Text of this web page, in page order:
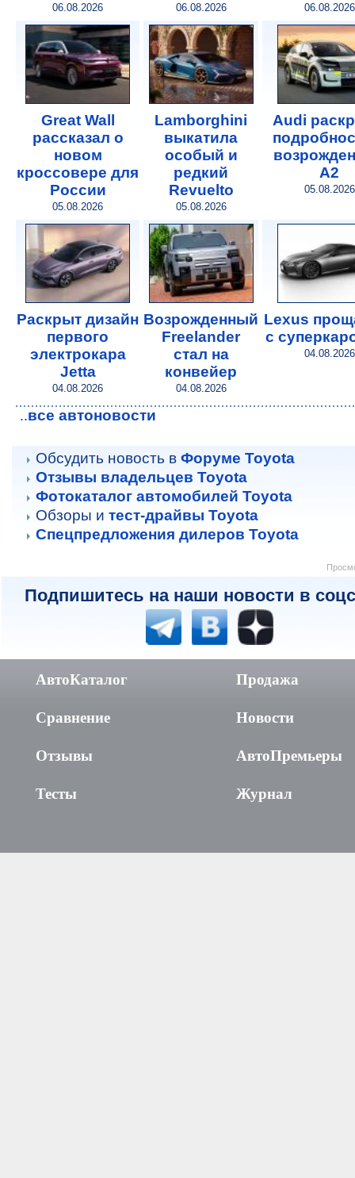
06.08.2026 06.08.2026 06.08.2026
Great Wall
рассказал о
новом
кроссовере для
России
05.08.2026
Lamborghini
выкатила
особый и
редкий
Revuelto
05.08.2026
Audi
A2
05.08.2026
Раскрыт дизайн
первого
электрокара
Jetta
04.08.2026
Возрожденный
Freelander
стал на
конвейер
04.08.2026
Lexus
с
04.08.2026
..все автоновости
Обсудить новость в Форуме Toyota
Отзывы владельцев Toyota
Фотокаталог автомобилей Toyota
Обзоры и тест-драйвы Toyota
Спецпредложения дилеров Toyota
Подпишитесь на наши новости в
АвтоКаталог
Сравнение
Отзывы
Тесты
Продажа
Новости
АвтоПремьеры
Журнал